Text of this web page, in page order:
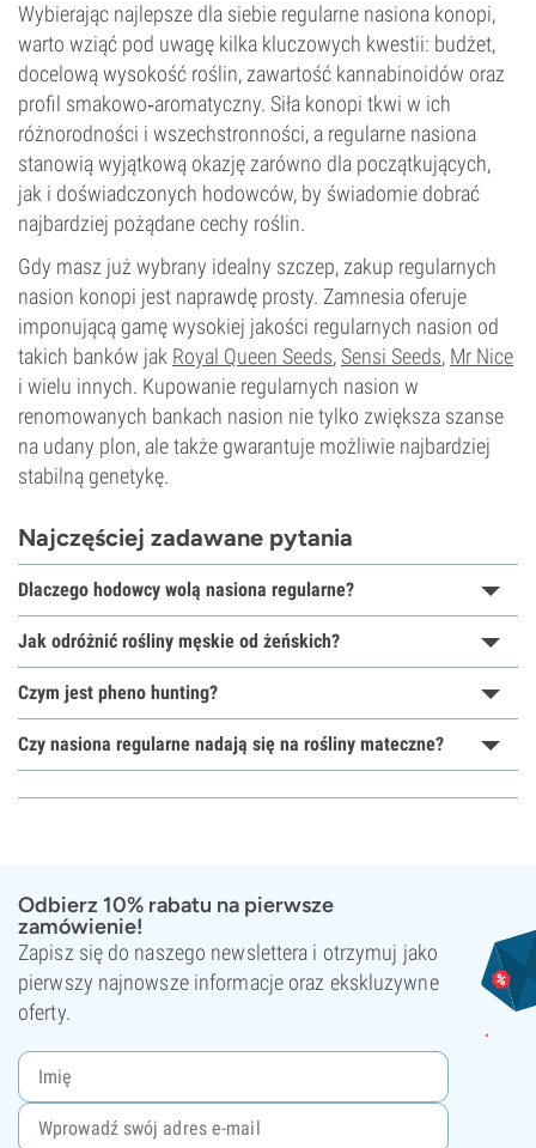
Wybierając najlepsze dla siebie regularne nasiona konopi,
warto wziąć pod uwagę kilka kluczowych kwestii: budżet,
docelową wysokość roślin, zawartość kannabinoidów oraz
profil smakowo‑aromatyczny. Siła konopi tkwi w ich
różnorodności i wszechstronności, a regularne nasiona
stanowią wyjątkową okazję zarówno dla początkujących,
jak i doświadczonych hodowców, by świadomie dobrać
najbardziej pożądane cechy roślin.
Gdy masz już wybrany idealny szczep, zakup regularnych
nasion konopi jest naprawdę prosty. Zamnesia oferuje
imponującą gamę wysokiej jakości regularnych nasion od
takich banków jak Royal Queen Seeds, Sensi Seeds, Mr Nice
i wielu innych. Kupowanie regularnych nasion w
renomowanych bankach nasion nie tylko zwiększa szanse
na udany plon, ale także gwarantuje możliwie najbardziej
stabilną genetykę.
Najczęściej zadawane pytania
Dlaczego hodowcy wolą nasiona regularne?
Jak odróżnić rośliny męskie od żeńskich?
Czym jest pheno hunting?
Czy nasiona regularne nadają się na rośliny mateczne?
Odbierz 10% rabatu na pierwsze
zamówienie!
Zapisz się do naszego newslettera i otrzymuj jako
pierwszy najnowsze informacje oraz ekskluzywne
oferty.